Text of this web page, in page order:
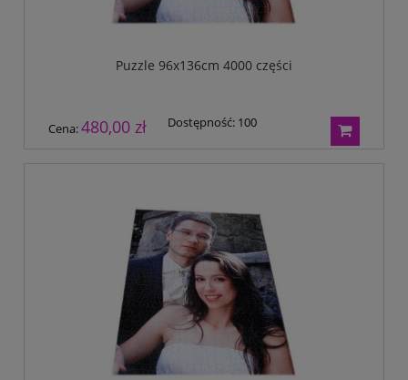
Puzzle 96x136cm 4000 części
Cena:480,00 zł Dostępność: 100